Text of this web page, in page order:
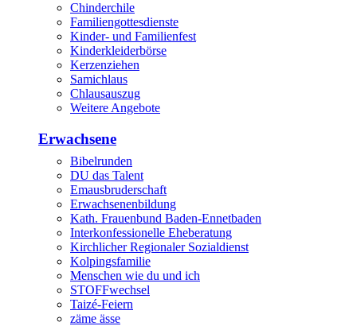
Chinderchile
Familiengottesdienste
Kinder- und Familienfest
Kinderkleiderbörse
Kerzenziehen
Samichlaus
Chlausauszug
Weitere Angebote
Erwachsene
Bibelrunden
DU das Talent
Emausbruderschaft
Erwachsenenbildung
Kath. Frauenbund Baden-Ennetbaden
Interkonfessionelle Eheberatung
Kirchlicher Regionaler Sozialdienst
Kolpingsfamilie
Menschen wie du und ich
STOFFwechsel
Taizé-Feiern
zäme ässe